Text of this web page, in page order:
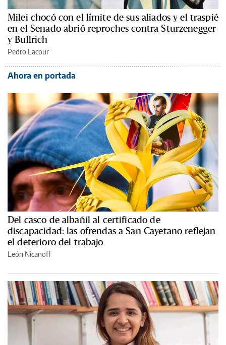
Milei chocó con el límite de sus aliados y el traspié
en el Senado abrió reproches contra Sturzenegger
y Bullrich
Pedro Lacour
Ahora en portada
Del casco de albañil al certificado de
discapacidad: las ofrendas a San Cayetano reflejan
el deterioro del trabajo
León Nicanoff